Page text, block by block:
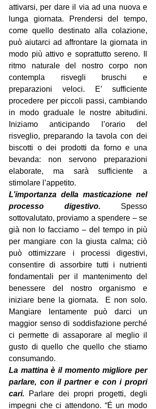
attivarsi, per dare il via ad una nuova e
lunga giornata. Prendersi del tempo,
come quello destinato alla colazione,
può aiutarci ad affrontare la giornata in
modo più attivo e soprattutto sereno. Il
ritmo naturale del nostro corpo non
contempla risvegli bruschi e
preparazioni veloci. E’ sufficiente
procedere per piccoli passi, cambiando
in modo graduale le nostre abitudini.
Iniziamo anticipando l’orario del
risveglio, preparando la tavola con dei
biscotti o dei prodotti da forno e una
bevanda: non servono preparazioni
elaborate, ma sarà sufficiente a
stimolare l’appetito.
L’importanza della masticazione nel
processo digestivo. Spesso
sottovalutato, proviamo a spendere – se
già non lo facciamo – del tempo in più
per mangiare con la giusta calma; ciò
può ottimizzare i processi digestivi,
consentire di assorbire tutti i nutrienti
fondamentali per il mantenimento del
benessere del nostro organismo e
iniziare bene la giornata.  E non solo.
Mangiare lentamente può darci un
maggior senso di soddisfazione perché
ci permette di assaporare al meglio il
gusto di quello che quello che stiamo
consumando.
La mattina è il momento migliore per
parlare, con il partner e con i propri
cari. Parlare dei propri progetti, degli
impegni che ci attendono. “É un modo